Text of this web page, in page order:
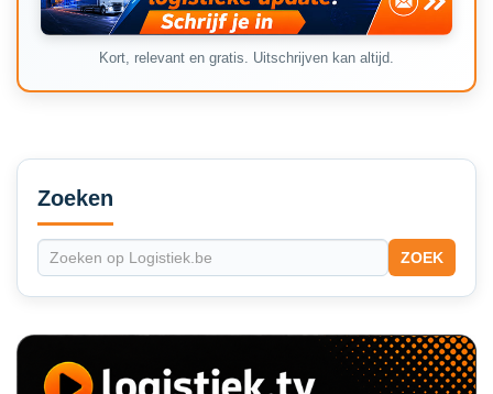
Kort, relevant en gratis. Uitschrijven kan altijd.
Secondary
Sidebar
Zoeken
ZOEK